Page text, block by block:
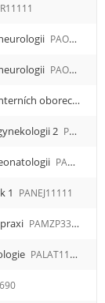
PAOPNE1352
PAOPNE1351
PAOPIN1232 Ošetřovatelská péče v interních oborech
2 PAOPG12322
PAONE1352
1 PANEJ11111
PAMZP3345
PALAT1111